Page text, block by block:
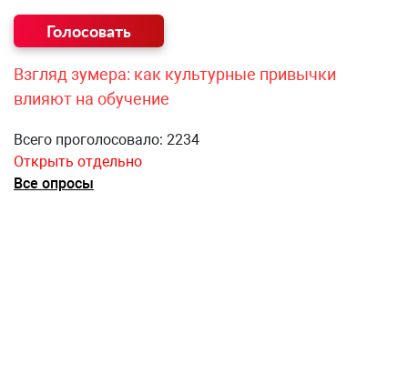
Взгляд зумера: как культурные привычки
влияют на обучение
Всего проголосовало: 2234
Открыть отдельно
Все опросы